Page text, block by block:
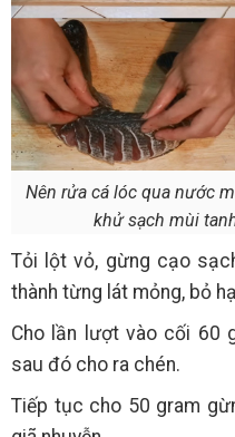
Nên rửa cá lóc qua nước
khử sạch mùi
Tỏi lột vỏ, gừng cạo
thành từng lát mỏng, bỏ
Cho lần lượt vào cối 60
sau đó cho ra chén.
Tiếp tục cho 50 gram